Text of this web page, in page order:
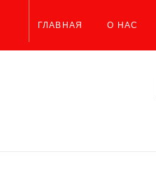
ГЛАВНАЯ О НАС